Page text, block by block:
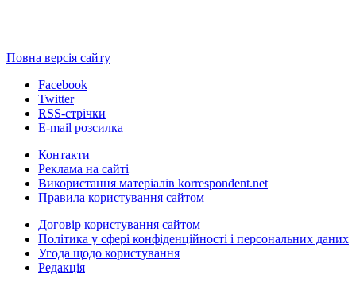
Повна версія сайту
Facebook
Twitter
RSS-стрічки
E-mail розсилка
Контакти
Реклама на сайті
Використання матеріалів korrespondent.net
Правила користування сайтом
Договір користування сайтом
Політика у сфері конфіденційності і персональних даних
Угода щодо користування
Редакція